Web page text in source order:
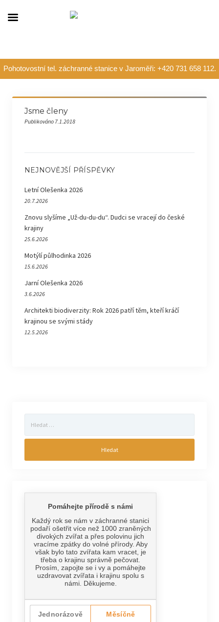
Pohotovostní tel. záchranné stanice v Jaroměři: +420 731 658 112.
Jsme členy
Publikováno 7.1.2018
NEJNOVĚJŠÍ PŘÍSPĚVKY
Letní Olešenka 2026
20.7.2026
Znovu slyšíme „Už-du-du-du“. Dudci se vracejí do české
krajiny
25.6.2026
Motýlí půlhodinka 2026
15.6.2026
Jarní Olešenka 2026
3.6.2026
Architekti biodiverzity: Rok 2026 patří těm, kteří kráčí
krajinou se svými stády
12.5.2026